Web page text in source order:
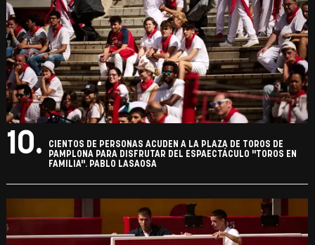
10.
CIENTOS DE PERSONAS ACUDEN A LA PLAZA DE TOROS DE
PAMPLONA PARA DISFRUTAR DEL ESPAECTÁCULO "TOROS EN
FAMILIA". PABLO LASAOSA